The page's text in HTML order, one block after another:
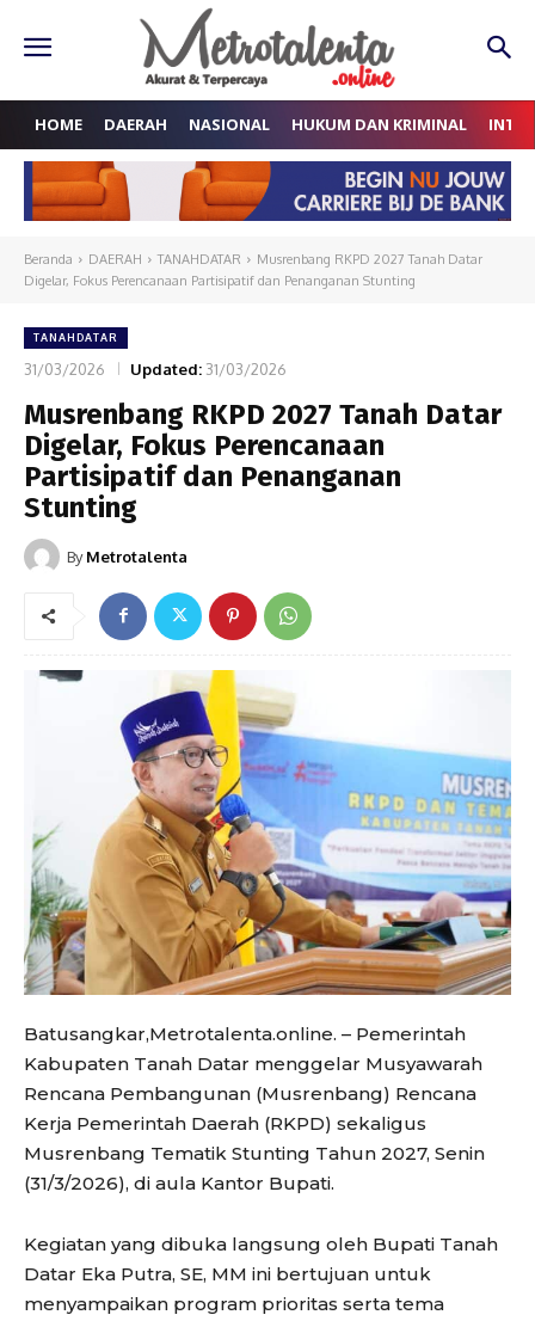
HOME DAERAH NASIONAL HUKUM DAN KRIMINAL
Beranda DAERAH TANAHDATAR
Musrenbang RKPD 2027 Tanah Datar
Digelar, Fokus Perencanaan Partisipatif dan Penanganan Stunting
TANAHDATAR
31/03/2026 Updated: 31/03/2026
Musrenbang RKPD 2027 Tanah Datar
Digelar, Fokus Perencanaan
Partisipatif dan Penanganan
Stunting
By Metrotalenta
Batusangkar,Metrotalenta.online. – Pemerintah
Kabupaten Tanah Datar menggelar Musyawarah
Rencana Pembangunan (Musrenbang) Rencana
Kerja Pemerintah Daerah (RKPD) sekaligus
Musrenbang Tematik Stunting Tahun 2027, Senin
(31/3/2026), di aula Kantor Bupati.
Kegiatan yang dibuka langsung oleh Bupati Tanah
Datar Eka Putra, SE, MM ini bertujuan untuk
menyampaikan program prioritas serta tema